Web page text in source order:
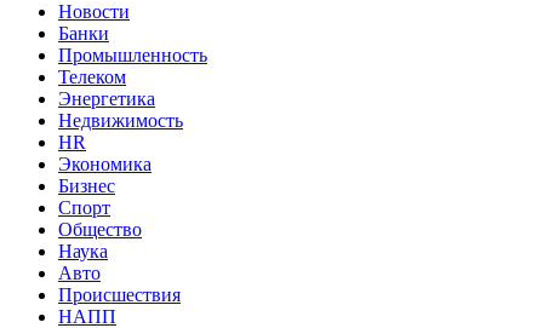
Новости
Банки
Промышленность
Телеком
Энергетика
Недвижимость
HR
Экономика
Бизнес
Спорт
Общество
Наука
Авто
Происшествия
НАПП